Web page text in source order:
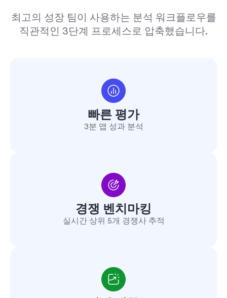
최고의 성장 팀이 사용하는 분석 워크플로우를
직관적인 3단계 프로세스로 압축했습니다.
빠른 평가
3분 앱 성과 분석
경쟁 벤치마킹
실시간 상위 5개 경쟁사 추적